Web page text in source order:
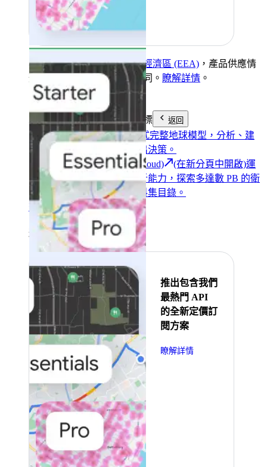
客戶的帳單地址若位於歐洲經濟區 (EEA) ，產品供應情
形、功能和條款可能有所不同。 瞭解詳情 。
工具實現永續發展和業務目標 返回
Google 地球利用互動式完整地球模型，分析、建
構及與他人協作來做出決策。
Earth Engine (Google Cloud)
(在新分頁中開啟)運
用全球規模的數據分析能力，探索多達數 PB 的衛
星圖像和地理空間資料集目錄。
查看所有產品
精選
推出包含我們
最熱門 API
的全新定價訂
閱方案
瞭解詳情